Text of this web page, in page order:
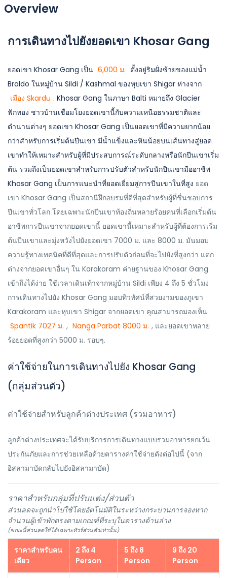
Overview
การเดินทางไปยังยอดเขา Khosar Gang
ยอดเขา Khosar Gang เป็น 6,000 ม. ตั้งอยู่ริมฝั่งซ้ายของแม่น้ำ
Braldo ในหมู่บ้าน Sildi / Kashmal ของหุบเขา Shigar ห่างจาก
เมือง Skardu . Khosar Gang ในภาษา Balti หมายถึง Glacier
ฟักทอง ชาวบ้านเชื่อมโยงยอดเขานี้กับความเหนือธรรมชาติและ
ตำนานต่างๆ ยอดเขา Khosar Gang เป็นยอดเขาที่มีความยากน้อย
กว่าสำหรับการเริ่มต้นปีนเขา มีน้ำแข็งและหินน้อยบนเส้นทางสู่ยอด
เขาทำให้เหมาะสำหรับผู้ที่มีประสบการณ์ระดับกลางหรือนักปีนเขาเริ่ม
ต้น รวมถึงเป็นยอดเขาสำหรับการปรับตัวสำหรับนักปีนเขามืออาชีพ
Khosar Gang เป็นการแนะนำที่ยอดเยี่ยมสู่การปีนเขาในที่สูง ยอด
เขา Khosar Gang เป็นสถานีฝึกอบรมที่ดีที่สุดสำหรับผู้ที่ชื่นชอบการ
ปีนเขาทั่วโลก โดยเฉพาะนักปีนเขาท้องถิ่นหลายร้อยคนที่เลือกเริ่มต้น
อาชีพการปีนเขาจากยอดเขานี้ ยอดเขานี้เหมาะสำหรับผู้ที่ต้องการเริ่ม
ต้นปีนเขาและมุ่งหวังไปยังยอดเขา 7000 ม. และ 8000 ม. มันมอบ
ความรู้ทางเทคนิคที่ดีที่สุดและการปรับตัวก่อนที่จะไปยังที่สูงกว่า แตก
ต่างจากยอดเขาอื่นๆ ใน Karakoram ค่ายฐานของ Khosar Gang
เข้าถึงได้ง่าย ใช้เวลาเดินเท้าจากหมู่บ้าน Sildi เพียง 4 ถึง 5 ชั่วโมง
การเดินทางไปยัง Khosar Gang มอบทิวทัศน์ที่สวยงามของภูเขา
Karakoram และหุบเขา Shigar จากยอดเขา คุณสามารถมองเห็น
Spantik 7027 ม. , Nanga Parbat 8000 ม. , และยอดเขาหลาย
ร้อยยอดที่สูงกว่า 5000 ม. รอบๆ.
ค่าใช้จ่ายในการเดินทางไปยัง Khosar Gang
(กลุ่มส่วนตัว)
ค่าใช้จ่ายสำหรับลูกค้าต่างประเทศ (รวมอาหาร)
ลูกค้าต่างประเทศจะได้รับบริการการเดินทางแบบรวมอาหารยกเว้น
ประกันภัยและการช่วยเหลือด้วยตารางค่าใช้จ่ายดังต่อไปนี้ (จาก
อิสลามาบัดกลับไปยังอิสลามาบัด)
ราคาสำหรับกลุ่มที่ปรับแต่ง/ส่วนตัว
ส่วนลดจะถูกนำไปใช้โดยอัตโนมัติในระหว่างกระบวนการจองหาก
จำนวนผู้เข้าพักตรงตามเกณฑ์ที่ระบุในตารางด้านล่าง
(ขณะนี้ส่วนลดใช้ได้เฉพาะทัวร์ส่วนตัวเท่านั้น)
ราคาสำหรับคน
เดียว
2 ถึง 4
Person
5 ถึง 8
Person
9 ถึง 20
Person